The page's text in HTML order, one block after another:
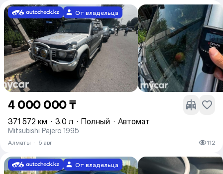
От владельца
4 000 000 ₸
371 572 км · 3.0 л · Полный · Автомат
Mitsubishi Pajero 1995
Алматы · 5 авг 112
От владельца